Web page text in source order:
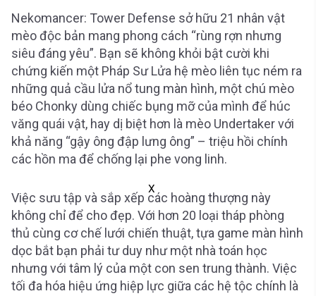
Nekomancer: Tower Defense sở hữu 21 nhân vật
mèo độc bản mang phong cách “rùng rợn nhưng
siêu đáng yêu”. Bạn sẽ không khỏi bật cười khi
chứng kiến một Pháp Sư Lửa hệ mèo liên tục ném ra
những quả cầu lửa nổ tung màn hình, một chú mèo
béo Chonky dùng chiếc bụng mỡ của mình để húc
văng quái vật, hay dị biệt hơn là mèo Undertaker với
khả năng “gậy ông đập lưng ông” – triệu hồi chính
các hồn ma để chống lại phe vong linh.
X
Việc sưu tập và sắp xếp các hoàng thượng này
không chỉ để cho đẹp. Với hơn 20 loại tháp phòng
thủ cùng cơ chế lưới chiến thuật, tựa game màn hình
dọc bắt bạn phải tư duy như một nhà toán học
nhưng với tâm lý của một con sen trung thành. Việc
tối đa hóa hiệu ứng hiệp lực giữa các hệ tộc chính là